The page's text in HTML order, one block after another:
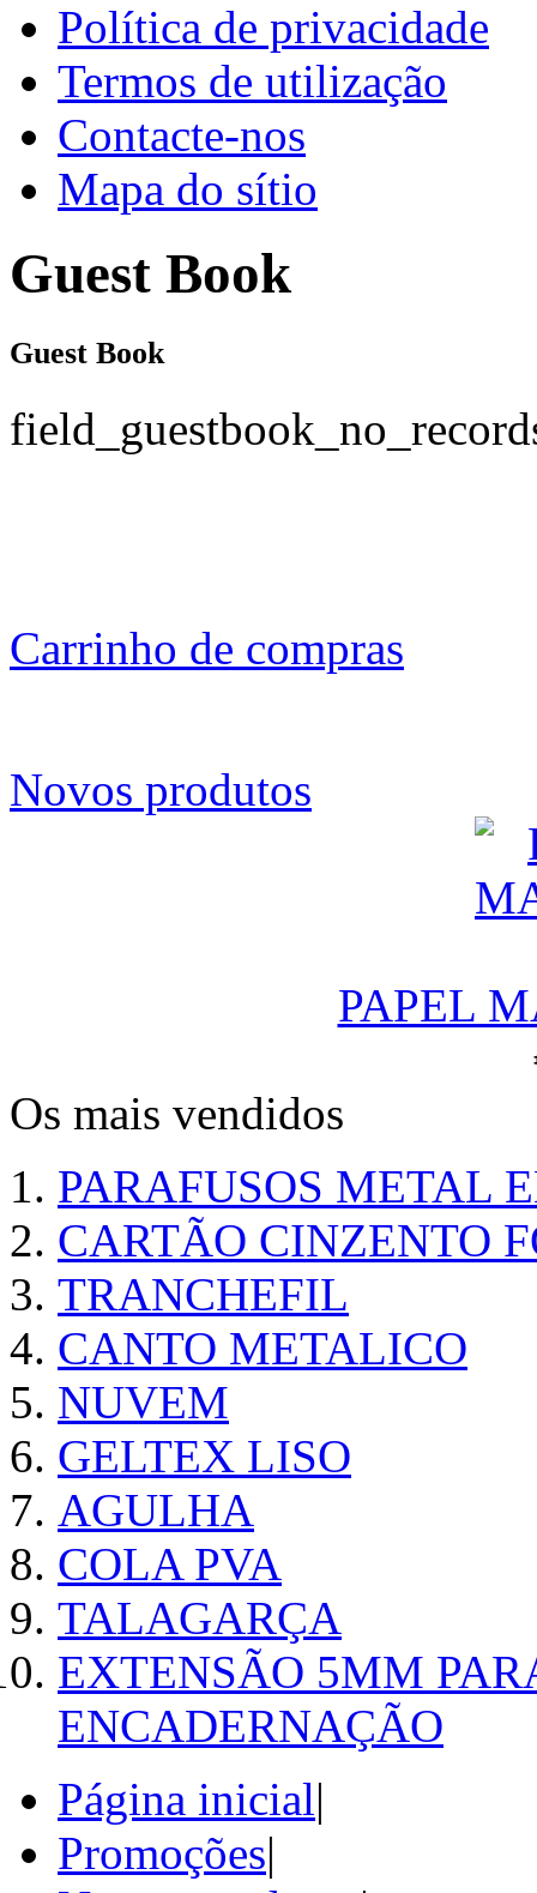
Política de privacidade
Termos de utilização
Contacte-nos
Mapa do sítio
Guest Book
Guest Book
Carrinho de compras
Novos produtos
PAPEL
Os mais vendidos
PARAFUSOS METAL
CARTÃO CINZENTO
TRANCHEFIL
CANTO METALICO
NUVEM
GELTEX LISO
AGULHA
COLA PVA
TALAGARÇA
EXTENSÃO 5MM
ENCADERNAÇÃO
Página inicial|
Promoções|